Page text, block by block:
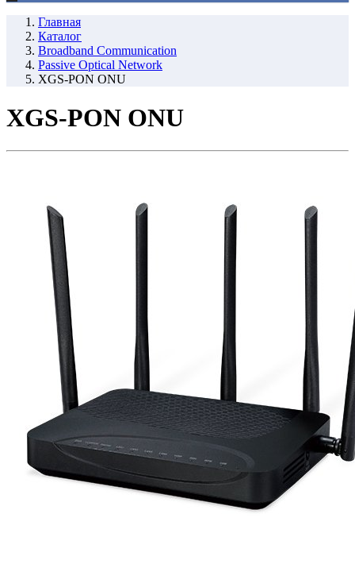
Главная
Каталог
Broadband Communication
Passive Optical Network
XGS-PON ONU
XGS-PON ONU